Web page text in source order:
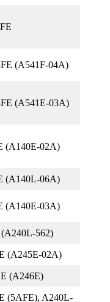
(A541F-04A)
(A541E-03A)
(A140E-02A)
(A140L-06A)
(A140E-03А)
562)
(A245E-02A)
(A246Е)
(5AFE), A240L-